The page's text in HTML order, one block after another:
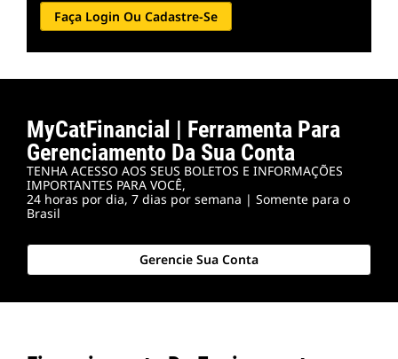
Faça Login Ou Cadastre-Se
MyCatFinancial | Ferramenta Para
Gerenciamento Da Sua Conta
TENHA ACESSO AOS SEUS BOLETOS E INFORMAÇÕES
IMPORTANTES PARA VOCÊ,
24 horas por dia, 7 dias por semana | Somente para o
Brasil
Gerencie Sua Conta